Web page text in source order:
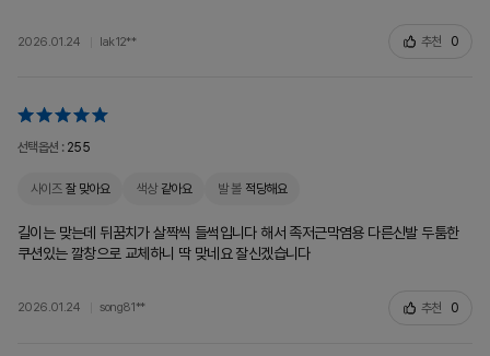
2026.01.24 lak12** 추천 0
선택옵션 : 255
사이즈 잘 맞아요 색상 같아요 발 볼 적당해요
길이는 맞는데 뒤꿈치가 살짝씩 들썩입니다 해서 족저근막염용 다른신발 두툼한
쿠션있는 깔창으로 교체하니 딱 맞네요 잘신겠습니다
2026.01.24 song81** 추천 0